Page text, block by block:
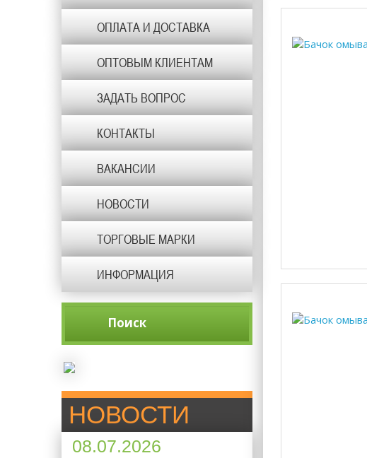
ОПЛАТА И ДОСТАВКА
ОПТОВЫМ КЛИЕНТАМ
ЗАДАТЬ ВОПРОС
КОНТАКТЫ
ВАКАНСИИ
НОВОСТИ
ТОРГОВЫЕ МАРКИ
ИНФОРМАЦИЯ
НОВОСТИ
08.07.2026